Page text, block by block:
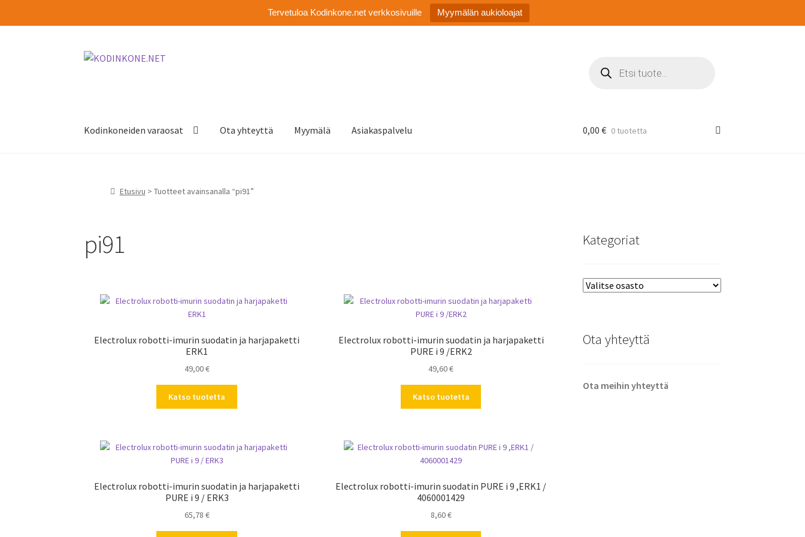
Tervetuloa Kodinkone.net verkkosivuille Myymälän aukioloajat
Siirry
Siirry
search
Kodinkoneiden varaosat Ota yhteyttä Myymälä Asiakaspalvelu 0,00 € 0 tuotetta
Etusivu > Tuotteet avainsanalla “pi91”
pi91
Electrolux robotti-imurin suodatin ja harjapaketti
ERK1
49,00€
Katso tuotetta
Electrolux robotti-imurin suodatin ja harjapaketti
PURE i 9 /ERK2
49,60€
Katso tuotetta
Electrolux robotti-imurin suodatin ja harjapaketti
PURE i 9 / ERK3
65,78 €
Electrolux robotti-imurin suodatin PURE i 9 ,ERK1 /
4060001429
8,60€
Kategoriat
Ota yhteyttä
Ota meihin yhteyttä